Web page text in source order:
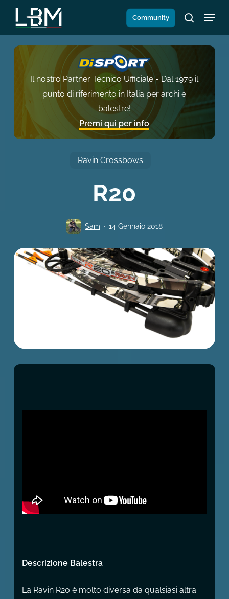
Salta
contenuto
principale
Community
search
Menu
Il nostro Partner Tecnico Ufficiale - Dal 1979 il
punto di riferimento in Italia per archi e
balestre!
Premi qui per info
Ravin Crossbows
R20
Sam 14 Gennaio 2018
Descrizione Balestra
La Ravin R20 è molto diversa da qualsiasi altra